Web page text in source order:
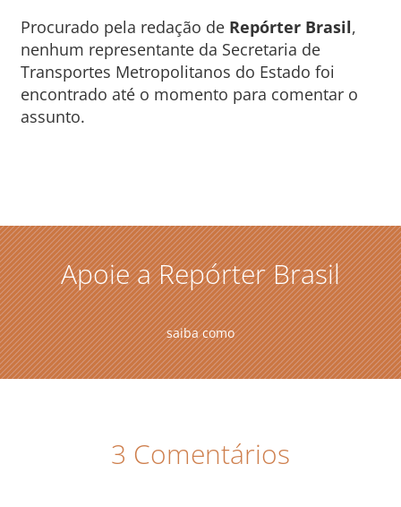
Procurado pela redação de Repórter Brasil,
nenhum representante da Secretaria de
Transportes Metropolitanos do Estado foi
encontrado até o momento para comentar o
assunto.
Apoie a Repórter Brasil
saiba como
3 Comentários